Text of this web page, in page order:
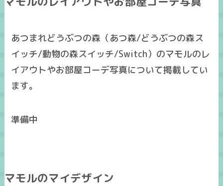
あつまれどうぶつの森（あつ森/どうぶつの森ス
イッチ/動物の森スイッチ/Switch）のマモルのレ
イアウトやお部屋コーデ写真について掲載してい
ます。
準備中
マモルのマイデザイン